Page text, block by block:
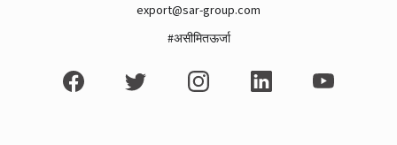
export@sar-group.com
#असीमितऊर्जा